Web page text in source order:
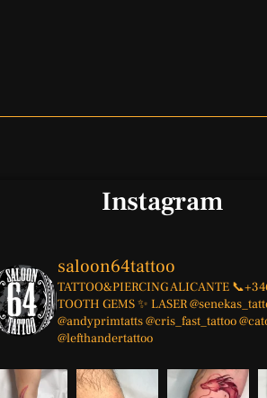
Instagram
saloon64tattoo
TATTOO&PIERCINGALICANTE
TOOTH GEMS ✨ LASER
@andyprimtatts@cris_fast_tattoo
@lefthandertattoo